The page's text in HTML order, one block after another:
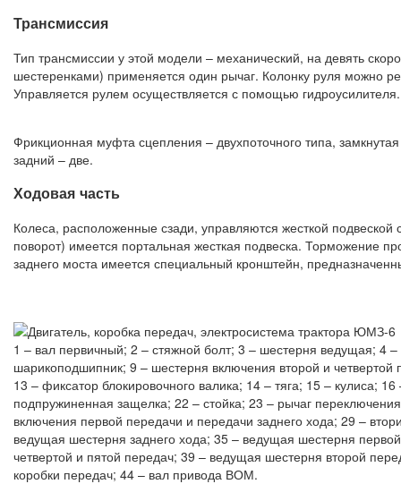
Трансмиссия
Тип трансмиссии у этой модели – механический, на девять
шестеренками) применяется один рычаг. Колонку руля можно
Управляется рулем осуществляется с помощью гидроусилителя.
Фрикционная муфта сцепления – двухпоточного типа,
задний – две.
Ходовая часть
Колеса, расположенные сзади, управляются жесткой
поворот) имеется портальная жесткая подвеска. Торможение
заднего моста имеется специальный кронштейн,
1 – вал первичный; 2 – стяжной болт; 3 – шестерня ведущая; 4
шарикоподшипник; 9 – шестерня включения второй и
13 – фиксатор блокировочного валика; 14 – тяга; 15 – кулиса;
подпружиненная защелка; 22 – стойка; 23 – рычаг
включения первой передачи и передачи заднего хода; 29 –
ведущая шестерня заднего хода; 35 – ведущая шестерня
четвертой и пятой передач; 39 – ведущая шестерня второй
коробки передач; 44 – вал привода ВОМ.